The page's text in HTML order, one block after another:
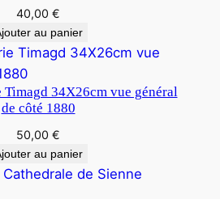
40,00 €
au panier
34X26cm vue général
de côté 1880
50,00 €
au panier